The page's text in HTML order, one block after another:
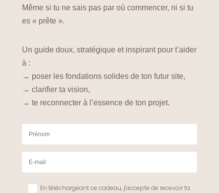
Même si tu ne sais pas par où commencer, ni si tu
es « prête ».
Un guide doux, stratégique et inspirant pour t’aider
à :
→ poser les fondations solides de ton futur site,
→ clarifier ta vision,
→ te reconnecter à l’essence de ton projet.
En téléchargeant ce cadeau, j'accepte de recevoir ta